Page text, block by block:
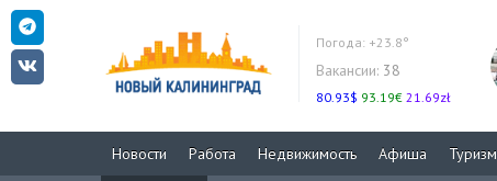
Погода: +23.8°
Вакансии: 38
80.93$ 93.19€ 21.69zł
Новости Работа Недвижимость Афиша Туризм